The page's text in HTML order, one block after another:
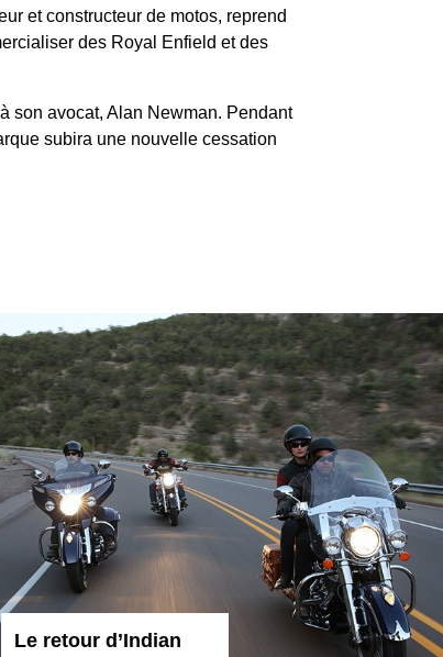
et constructeur de motos, reprend
des Royal Enfield et des
son avocat, Alan Newman. Pendant
subira une nouvelle cessation
Le retour d’Indian